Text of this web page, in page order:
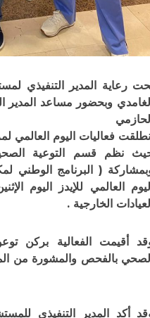
رعاية المدير التنفيذي
وبحضور مساعد المدير
فعاليات اليوم العالمي
نظم قسم التوعية
( البرنامج الوطني
الخارجية .
أقيمت الفعالية بركن
بالفحص والمشورة من
أكد المدير التنفيذي